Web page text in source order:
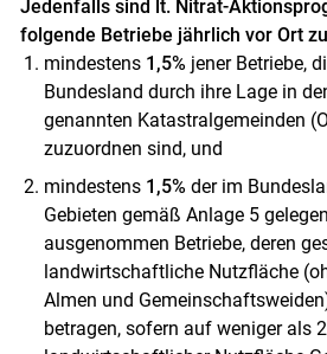
Jedenfalls sind lt. Nitrat-
folgende Betriebe jährlich vor Ort
mindestens 1,5% jener Betriebe,
Bundesland durch ihre Lage in
genannten Katastralgemeinden
zuzuordnen sind, und
mindestens 1,5% der im
Gebieten gemäß Anlage 5
ausgenommen Betriebe, deren
landwirtschaftliche Nutzfläche
Almen und
betragen, sofern auf weniger als